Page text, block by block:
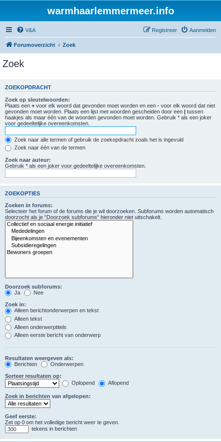
warmhaarlemmermeer.info
V&A Aanmelden
Registreer
Forumoverzicht Zoek
Zoek
ZOEKOPDRACHT
Zoek op sleutelwoorden:
Plaats een + voor elk woord dat gevonden moet worden en een - voor elk woord dat niet
gevonden moet worden. Plaats een lijst met woorden gescheiden door een | tussen
haakjes als maar één van de woorden gevonden moet worden. Gebruik * als een joker
voor gedeeltelijke overeenkomsten.
Zoek naar alle termen of gebruik de zoekopdracht zoals het is ingevuld
Zoek naar één van de termen
Zoek naar auteur:
Gebruik * als een joker voor gedeeltelijke overeenkomsten.
ZOEKOPTIES
Zoeken in forums:
Selecteer het forum of de forums die je wil doorzoeken. Subforums worden automatisch
doorzocht als je “Doorzoek subforums“ hieronder niet uitschakelt.
Doorzoek subforums:
Ja
Nee
Zoek in:
Alleen berichtonderwerpen en tekst
Alleen tekst
Alleen onderwerptitels
Alleen eerste bericht van onderwerp
Resultaten weergeven als:
Berichten
Onderwerpen
Sorteer resultaten op:
Oplopend
Aflopend
Zoek in berichten van afgelopen:
Geef eerste:
Zet op 0 om het volledige bericht weer te geven.
tekens in berichten